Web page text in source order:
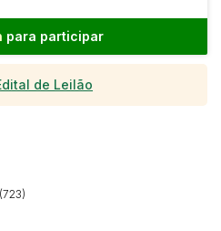
para participar
de Leilão